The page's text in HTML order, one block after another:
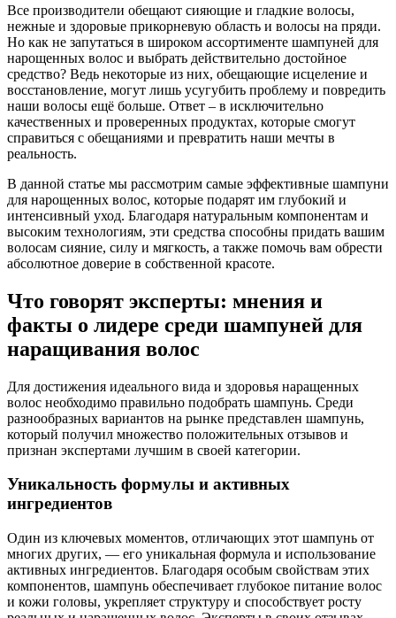
Все производители обещают сияющие и гладкие волосы,
нежные и здоровые прикорневую область и волосы на пряди.
Но как не запутаться в широком ассортименте шампуней для
нарощенных волос и выбрать действительно достойное
средство? Ведь некоторые из них, обещающие исцеление и
восстановление, могут лишь усугубить проблему и повредить
наши волосы ещё больше. Ответ – в исключительно
качественных и проверенных продуктах, которые смогут
справиться с обещаниями и превратить наши мечты в
реальность.
В данной статье мы рассмотрим самые эффективные шампуни
для нарощенных волос, которые подарят им глубокий и
интенсивный уход. Благодаря натуральным компонентам и
высоким технологиям, эти средства способны придать вашим
волосам сияние, силу и мягкость, а также помочь вам обрести
абсолютное доверие в собственной красоте.
Что говорят эксперты: мнения и
факты о лидере среди шампуней для
наращивания волос
Для достижения идеального вида и здоровья наращенных
волос необходимо правильно подобрать шампунь. Среди
разнообразных вариантов на рынке представлен шампунь,
который получил множество положительных отзывов и
признан экспертами лучшим в своей категории.
Уникальность формулы и активных
ингредиентов
Один из ключевых моментов, отличающих этот шампунь от
многих других, — его уникальная формула и использование
активных ингредиентов. Благодаря особым свойствам этих
компонентов, шампунь обеспечивает глубокое питание волос
и кожи головы, укрепляет структуру и способствует росту